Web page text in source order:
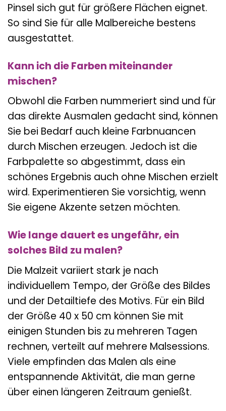
Pinsel sich gut für größere Flächen eignet.
So sind Sie für alle Malbereiche bestens
ausgestattet.
Kann ich die Farben miteinander
mischen?
Obwohl die Farben nummeriert sind und für
das direkte Ausmalen gedacht sind, können
Sie bei Bedarf auch kleine Farbnuancen
durch Mischen erzeugen. Jedoch ist die
Farbpalette so abgestimmt, dass ein
schönes Ergebnis auch ohne Mischen erzielt
wird. Experimentieren Sie vorsichtig, wenn
Sie eigene Akzente setzen möchten.
Wie lange dauert es ungefähr, ein
solches Bild zu malen?
Die Malzeit variiert stark je nach
individuellem Tempo, der Größe des Bildes
und der Detailtiefe des Motivs. Für ein Bild
der Größe 40 x 50 cm können Sie mit
einigen Stunden bis zu mehreren Tagen
rechnen, verteilt auf mehrere Malsessions.
Viele empfinden das Malen als eine
entspannende Aktivität, die man gerne
über einen längeren Zeitraum genießt.